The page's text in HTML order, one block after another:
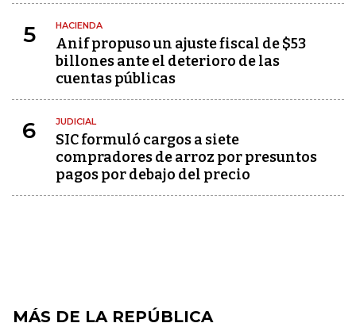
5 HACIENDA
Anif propuso un ajuste fiscal de $53
billones ante el deterioro de las
cuentas públicas
6 JUDICIAL
SIC formuló cargos a siete
compradores de arroz por presuntos
pagos por debajo del precio
MÁS DE LA REPÚBLICA